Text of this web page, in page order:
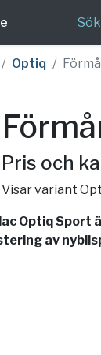
Optiq
Pris och
Visar variant
Optiq
av